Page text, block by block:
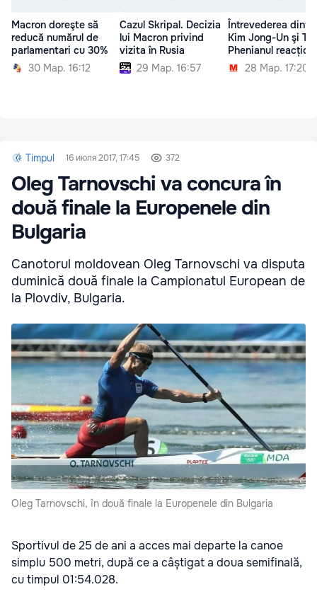
Macron doreşte să
reducă numărul de
parlamentari cu 30%
30 Мар. 16:12
Cazul Skripal. Decizia
lui Macron privind
vizita în Rusia
29 Мар. 16:57
Întrevederea dintre
Kim Jong-Un şi
Phenianul
28 Мар. 17:20
Timpul 16 июля 2017, 17:45 372
Oleg Tarnovschi va concura în
două finale la Europenele din
Bulgaria
Canotorul moldovean Oleg Tarnovschi va disputa
duminică două finale la Campionatul European de
la Plovdiv, Bulgaria.
Oleg Tarnovschi, în două finale la Europenele din Bulgaria
Sportivul de 25 de ani a acces mai departe la canoe
simplu 500 metri, după ce a câștigat a doua semifinală,
cu timpul 01:54.028.